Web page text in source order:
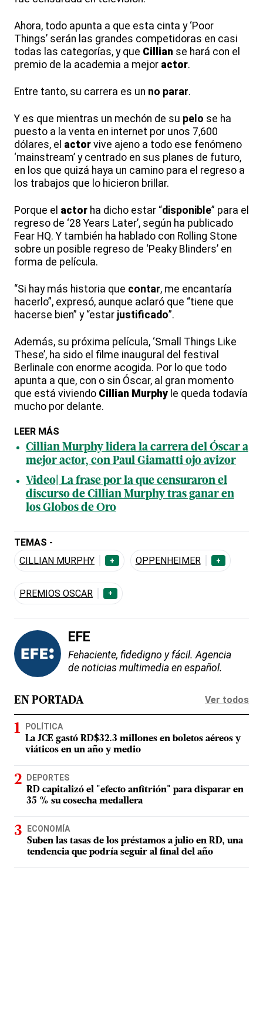
Ahora, todo apunta a que esta cinta y ‘Poor
Things’ serán las grandes competidoras en casi
todas las categorías, y que Cillian se hará con el
premio de la academia a mejor actor.
Entre tanto, su carrera es un no parar.
Y es que mientras un mechón de su pelo se ha
puesto a la venta en internet por unos 7,600
dólares, el actor vive ajeno a todo ese fenómeno
‘mainstream’ y centrado en sus planes de futuro,
en los que quizá haya un camino para el regreso a
los trabajos que lo hicieron brillar.
Porque el actor ha dicho estar “disponible” para el
regreso de ‘28 Years Later’, según ha publicado
Fear HQ. Y también ha hablado con Rolling Stone
sobre un posible regreso de ‘Peaky Blinders’ en
forma de película.
“Si hay más historia que contar, me encantaría
hacerlo”, expresó, aunque aclaró que “tiene que
hacerse bien” y “estar justificado”.
Además, su próxima película, ‘Small Things Like
These’, ha sido el filme inaugural del festival
Berlinale con enorme acogida. Por lo que todo
apunta a que, con o sin Óscar, al gran momento
que está viviendo Cillian Murphy le queda todavía
mucho por delante.
LEER MÁS
Cillian Murphy lidera la carrera del Óscar a
mejor actor, con Paul Giamatti ojo avizor
Video| La frase por la que censuraron el
discurso de Cillian Murphy tras ganar en
los Globos de Oro
TEMAS -
CILLIAN MURPHY
+ OPPENHEIMER +
PREMIOS OSCAR +
EFE
Fehaciente, fidedigno y fácil. Agencia
de noticias multimedia en español.
EN PORTADA Ver todos
POLÍTICA
La JCE gastó RD$32.3 millones en boletos aéreos y
viáticos en un año y medio
DEPORTES
RD capitalizó el "efecto anfitrión" para disparar en
35 % su cosecha medallera
ECONOMÍA
Suben las tasas de los préstamos a julio en RD, una
tendencia que podría seguir al final del año